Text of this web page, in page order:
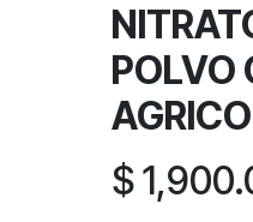
POLVO
$